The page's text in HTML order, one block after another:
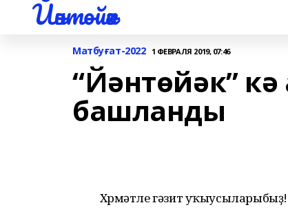
Йәнтөйәк
Матбуғат-2022 1 ФЕВРАЛЯ 2019, 07:46
“Йәнтөйәк”
башланды
Хөрмәтле гәзит уҡыусыларыбыҙ!